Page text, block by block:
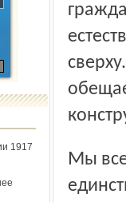
1917
Мы все хорошо знаем, что в нашем государстве